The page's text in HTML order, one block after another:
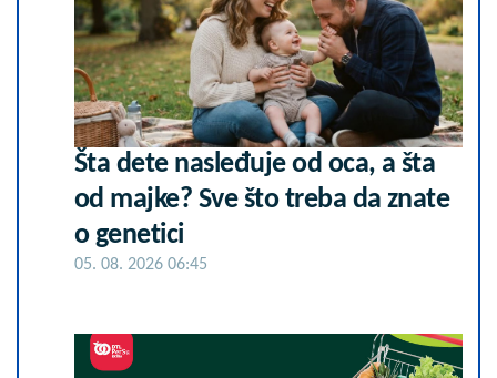
Šta dete nasleđuje od oca, a šta
od majke? Sve što treba da znate
o genetici
05. 08. 2026 06:45